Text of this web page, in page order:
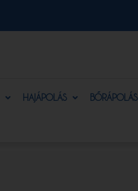
HAJÁPOLÁS BŐRÁPOLÁS